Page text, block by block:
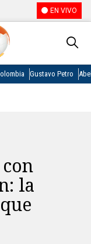
EN VIVO
Gustavo Petro
la